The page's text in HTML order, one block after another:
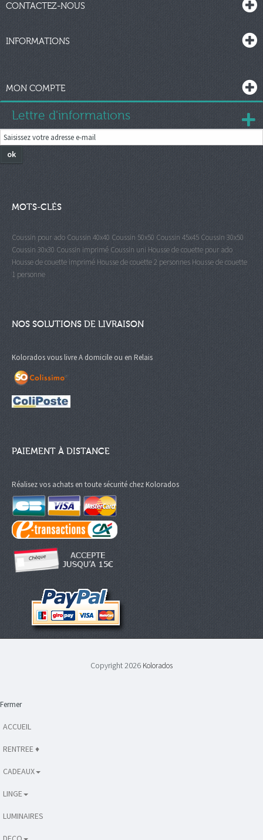
CONTACTEZ-NOUS
INFORMATIONS
MON COMPTE
Lettre d'informations
ok
MOTS-CLÉS
Coussin pour ado Coussin 40x40 Coussin 50x50 Coussin 45x45Coussin 30x50
Coussin 30x30 Coussin imprimé Coussin uni Housse de couette pour ado
Housse de couette imprimé Housse de couette 2 personnes Housse de couette
1 personne
NOS SOLUTIONS DE LIVRAISON
Kolorados vous livre A domicile ou en Relais
PAIEMENT À DISTANCE
Réalisez vos achats en toute sécurité chez Kolorados
Copyright 2026 Kolorados
Fermer
ACCUEIL
RENTREE ♦
CADEAUX
LINGE
LUMINAIRES